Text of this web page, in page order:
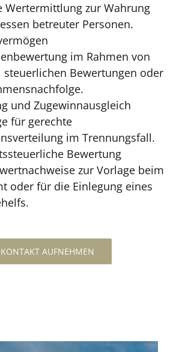
Wertermittlung zur Wahrung
betreuter Personen.
im Rahmen von
steuerlichen Bewertungen oder
und Zugewinnausgleich
für gerechte
im Trennungsfall.
Bewertung
zur Vorlage beim
oder für die Einlegung eines
KONTAKT AUFNEHMEN